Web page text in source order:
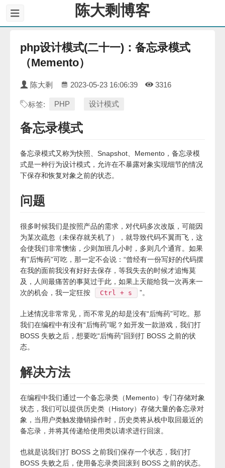
陈大剩博客
php设计模式(二十一)：备忘录模式
（Memento）
陈大剩 2023-05-23 16:06:39 3316
标签: PHP 设计模式
备忘录模式
备忘录模式又称为快照、Snapshot、Memento，备忘录模
式是一种行为设计模式，允许在不暴露对象实现细节的情况
下保存和恢复对象之前的状态。
问题
很多时候我们是按照产品的需求，对代码多次改版，可能因
为某次疏忽（未保存就关机了），就导致代码不翼而飞，这
会使我们非常懊恼，少则加班几小时，多则几个通宵。如果
有”后悔药”可吃，那一定不会说：“曾经有一份写好的代码摆
在我的面前我没有好好去保存，等我失去的时候才追悔莫
及，人间最痛苦的事莫过于此，如果上天能给我一次再来一
次的机会，我一定狂按
Ctrl + s ”。
上述情况非常常见，而不常见的却是没有“后悔药”可吃。那
我们在编程中有没有“后悔药”呢？如开发一款游戏，我们打
BOSS 失败之后，想要吃“后悔药”回到打 BOSS 之前的状
态。
解决方法
在编程中我们通过一个备忘录类（Memento）专门存储对象
状态，我们可以提供历史类（History）存储大量的备忘录对
象，当用户类触发撤销操作时，历史类将从栈中取回最近的
备忘录，并将其传递给使用类以请求进行回滚。
也就是说我们打 BOSS 之前我们保存一个状态，我们打
BOSS 失败之后，使用备忘录类回滚到 BOSS 之前的状态。